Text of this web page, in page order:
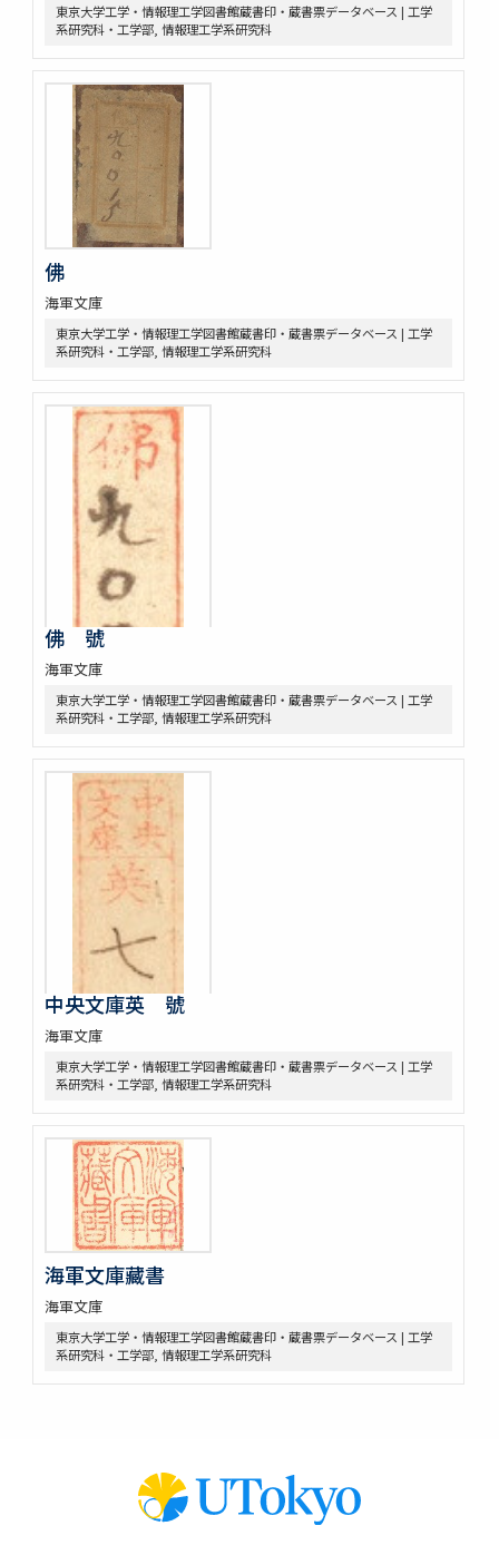
東京大学工学・情報理工学図書館蔵書印・蔵書票データベース | 工学
系研究科・工学部, 情報理工学系研究科
佛
海軍文庫
東京大学工学・情報理工学図書館蔵書印・蔵書票データベース | 工学
系研究科・工学部, 情報理工学系研究科
佛 號
海軍文庫
東京大学工学・情報理工学図書館蔵書印・蔵書票データベース | 工学
系研究科・工学部, 情報理工学系研究科
中央文庫英 號
海軍文庫
東京大学工学・情報理工学図書館蔵書印・蔵書票データベース | 工学
系研究科・工学部, 情報理工学系研究科
海軍文庫藏書
海軍文庫
東京大学工学・情報理工学図書館蔵書印・蔵書票データベース | 工学
系研究科・工学部, 情報理工学系研究科